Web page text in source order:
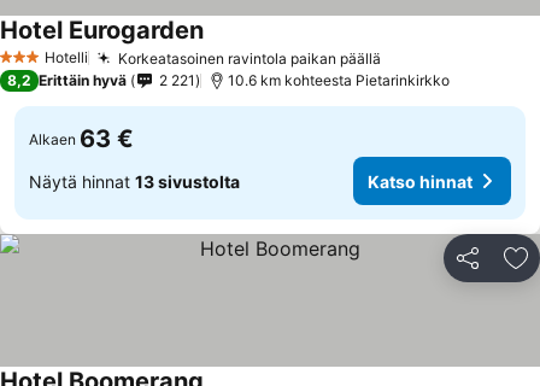
3 Tähtiluokitus
Hotelli Korkeatasoinen ravintola paikan päällä
Hotel Eurogarden
8,2 Erittäin hyvä 2 221 10.6 km kohteesta Pietarinkirkko
Alkaen 63 €
Näytä hinnat 13 sivustolta Katso hinnat
Jaa